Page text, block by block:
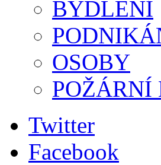
BYDLENÍ
OSOBY
POŽÁRNÍ
Twitter
Facebook